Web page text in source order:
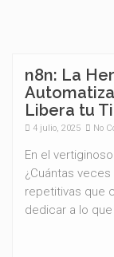
n8n: La
Libera tu
4 julio, 2025 No
En el
¿Cuántas
repetitivas que
dedicar a lo